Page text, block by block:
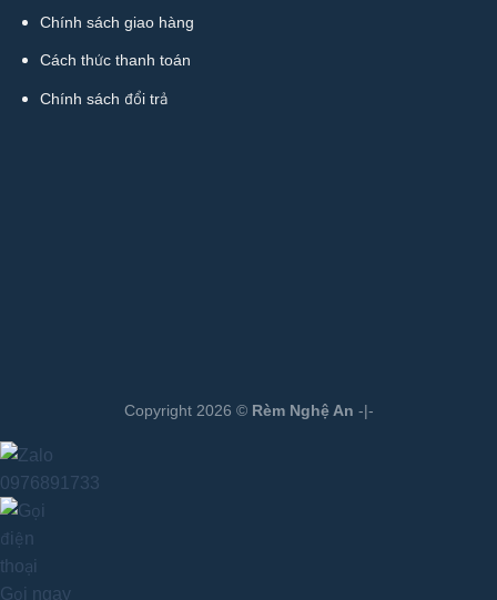
Chính sách giao hàng
Cách thức thanh toán
Chính sách đổi trả
Copyright 2026 © Rèm Nghệ An -|-
0976891733
Gọi ngay